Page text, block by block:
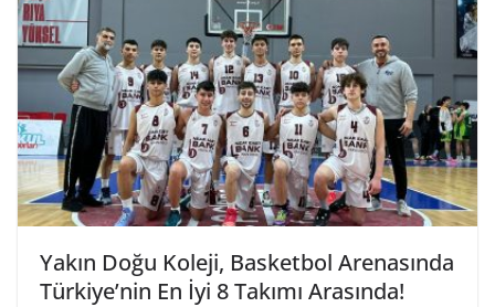
Yakın Doğu Koleji, Basketbol Arenasında
Türkiye’nin En İyi 8 Takımı Arasında!